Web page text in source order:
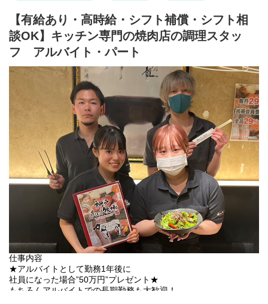
＊午前中：オフィスで受注内容の確認と対応
＊午後：工場で精肉加工→検品・梱包作業→出荷と顧客に発送完
了メール
※1日の中でオフィス業務と工場業務があります。日により全日オ
フィス業務または工場業務になる事があります。
・受注管理（PC画面操作・メール対応）
・顧客対応（個人・法人）
・精肉加工 （分割・筋引き・焼肉・スライス・ステーキ）
・加工後の清掃、消毒等
・在庫管理、発注 等
・梱包・発送管理・検品作業・出荷作業（出荷個数の確認、配送
業者さんへの引渡し）
・在庫管理等
【職場環境】
オフィスは2022年の新しく設置したオフィスで休憩スペース・会
議室等も完備しています。職場はKISS-FMを流しています。残業
は基本的になく服装自由で就労規則も完備していますので自由に
有給休暇取得も可能です。、受注業務、加工業務のスタッフ、他
の部署のスタッフともフラットに話が出来る環境で、男女ともに
活躍しています。現在活躍中の先輩社員は販売サービス業からの
転職や、社内飲食業からの移籍、海外在住経験者など様々。わか
【有給あり・高時給・シフト補償・シフト相
談OK】キッチン専門の焼肉店の調理スタッ
フ アルバイト・パート
仕事内容
★アルバイトとして勤務1年後に
社員になった場合”50万円”プレゼント★
もちろんアルバイトでの長期勤務も大歓迎！